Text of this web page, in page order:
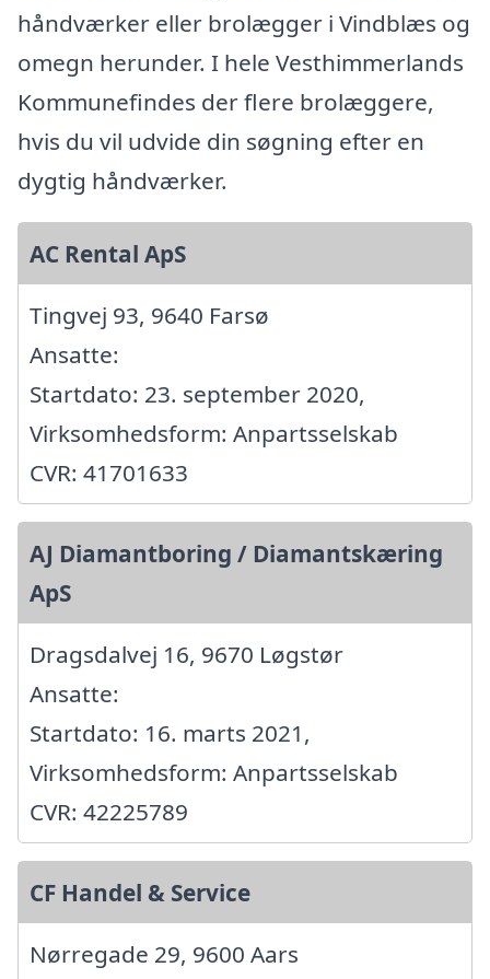
håndværker eller brolægger i Vindblæs og
omegn herunder. I hele Vesthimmerlands
Kommunefindes der flere brolæggere,
hvis du vil udvide din søgning efter en
dygtig håndværker.
AC Rental ApS
Tingvej 93, 9640 Farsø
Ansatte:
Startdato: 23. september 2020,
Virksomhedsform: Anpartsselskab
CVR: 41701633
AJ Diamantboring / Diamantskæring
ApS
Dragsdalvej 16, 9670 Løgstør
Ansatte:
Startdato: 16. marts 2021,
Virksomhedsform: Anpartsselskab
CVR: 42225789
CF Handel & Service
Nørregade 29, 9600 Aars